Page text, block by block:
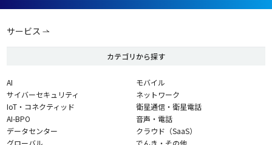
サービス
カテゴリから探す
AI
サイバーセキュリティ
IoT・コネクティッド
AI-BPO
データセンター
グローバル
モバイル
ネットワーク
衛星通信・衛星電話
音声・電話
クラウド（SaaS）
でんき・その他